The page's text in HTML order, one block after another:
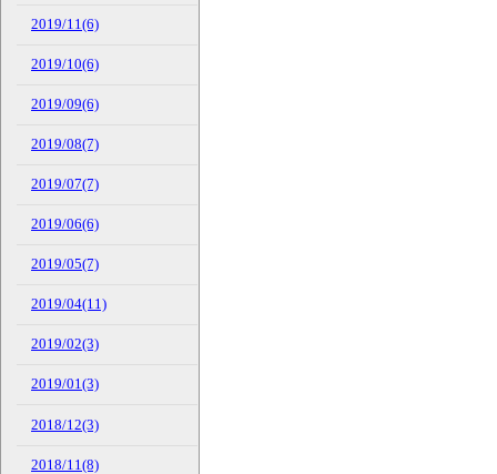
2019/11(6)
2019/10(6)
2019/09(6)
2019/08(7)
2019/07(7)
2019/06(6)
2019/05(7)
2019/04(11)
2019/02(3)
2019/01(3)
2018/12(3)
2018/11(8)